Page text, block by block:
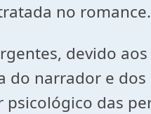
no romance.
devido
do narrador e
das